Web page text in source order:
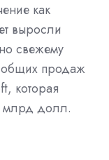
как
выросли
свежему
общих продаж
которая
млрд долл.